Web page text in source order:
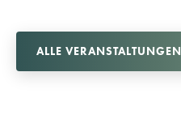
ALLE VERANSTALTUNGEN